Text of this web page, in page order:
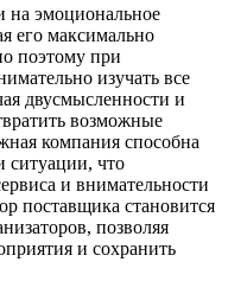
на эмоциональное
его максимально
поэтому при
изучать все
двусмысленности и
возможные
компания способна
ситуации, что
и внимательности
поставщика становится
позволяя
и сохранить